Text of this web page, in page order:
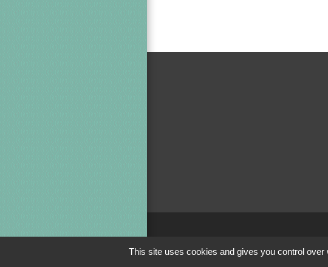
Jumelage
This site uses cookies and gives you control over